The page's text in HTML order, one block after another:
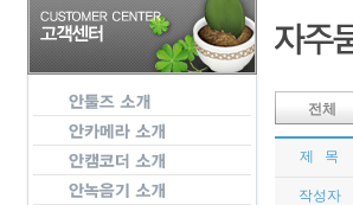
전체
제 목
작성자